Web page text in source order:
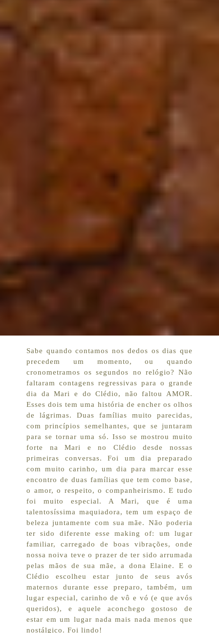
Sabe quando contamos nos dedos os dias que
precedem um momento, ou quando
cronometramos os segundos no relógio? Não
faltaram contagens regressivas para o grande
dia da Mari e do Clédio, não faltou AMOR.
Esses dois tem uma história de encher os olhos
de lágrimas. Duas famílias muito parecidas,
com princípios semelhantes, que se juntaram
para se tornar uma só. Isso se mostrou muito
forte na Mari e no Clédio desde nossas
primeiras conversas. Foi um dia preparado
com muito carinho, um dia para marcar esse
encontro de duas famílias que tem como base,
o amor, o respeito, o companheirismo. E tudo
foi muito especial. A Mari, que é uma
talentosíssima maquiadora, tem um espaço de
beleza juntamente com sua mãe. Não poderia
ter sido diferente esse making of: um lugar
familiar, carregado de boas vibrações, onde
nossa noiva teve o prazer de ter sido arrumada
pelas mãos de sua mãe, a dona Elaine. E o
Clédio escolheu estar junto de seus avós
maternos durante esse preparo, também, um
lugar especial, carinho de vô e vó (e que avós
queridos), e aquele aconchego gostoso de
estar em um lugar nada mais nada menos que
nostálgico. Foi lindo!